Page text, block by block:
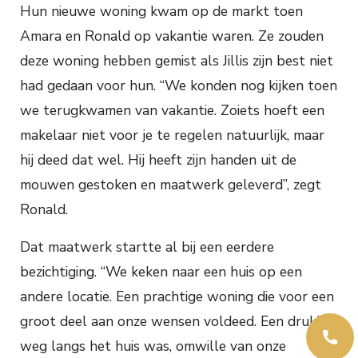
Hun nieuwe woning kwam op de markt toen
Amara en Ronald op vakantie waren. Ze zouden
deze woning hebben gemist als Jillis zijn best niet
had gedaan voor hun. “We konden nog kijken toen
we terugkwamen van vakantie. Zoiets hoeft een
makelaar niet voor je te regelen natuurlijk, maar
hij deed dat wel. Hij heeft zijn handen uit de
mouwen gestoken en maatwerk geleverd”, zegt
Ronald.
Dat maatwerk startte al bij een eerdere
bezichtiging. “We keken naar een huis op een
andere locatie. Een prachtige woning die voor een
groot deel aan onze wensen voldeed. Een drukke
weg langs het huis was, omwille van onze